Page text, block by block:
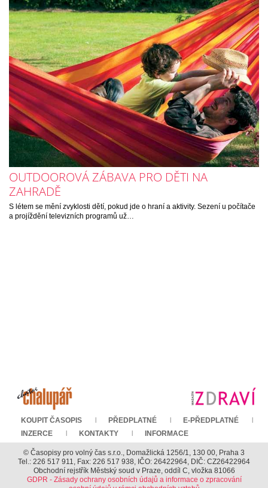
OUTDOOROVÁ ZÁBAVA PRO DĚTI NA
ZAHRADĚ
S létem se mění zvyklosti dětí, pokud jde o hraní a aktivity. Sezení u počítače
a projíždění televizních programů už…
KOUPIT ČASOPIS PŘEDPLATNÉ
E-PŘEDPLATNÉ
INZERCE
KONTAKTY INFORMACE
© Časopisy pro volný čas s.r.o., Domažlická 1256/1, 130 00, Praha 3
Tel.: 226 517 911, Fax: 226 517 938, IČO: 26422964, DIČ: CZ26422964
Obchodní rejstřík Městský soud v Praze, oddíl C, vložka 81066
GDPR - Zásady ochrany osobních údajů a informace o zpracování